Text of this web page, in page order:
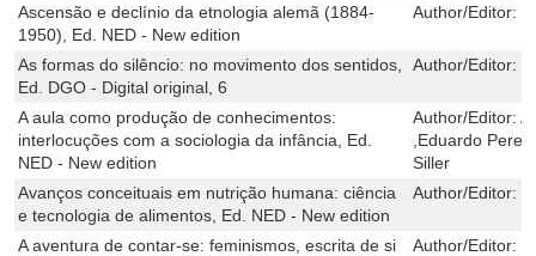
Ascensão e declínio da etnologia alemã (1884-
1950), Ed. NED - New edition
Author/Editor:
As formas do silêncio: no movimento dos sentidos,
Ed. DGO - Digital original, 6
Author/Editor:
A aula como produção de conhecimentos:
interlocuções com a sociologia da infância, Ed.
NED - New edition
Author/Editor:
,Eduardo
Siller
Avanços conceituais em nutrição humana: ciência
e tecnologia de alimentos, Ed. NED - New edition
Author/Editor:
A aventura de contar-se: feminismos, escrita de si
Author/Editor: